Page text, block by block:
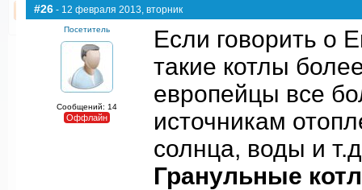
#26 - 12 февраля 2013, вторник
Посетитель
Сообщений: 14
Оффлайн
Если говорить о
такие котлы
европейцы все
источникам
солнца, воды и
Гранульные